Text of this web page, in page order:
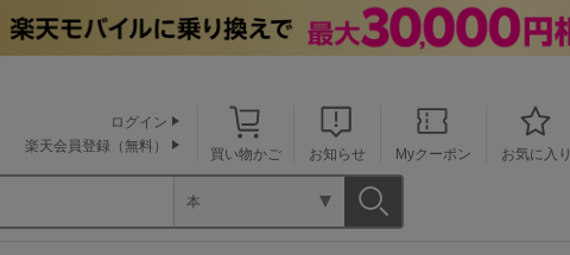
買い物かご お知らせ Myクーポン お気に入り
ログイン
楽天会員登録（無料）
本